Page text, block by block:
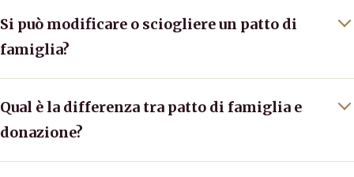
Si può modificare o sciogliere un patto di
famiglia?
Qual è la differenza tra patto di famiglia e
donazione?